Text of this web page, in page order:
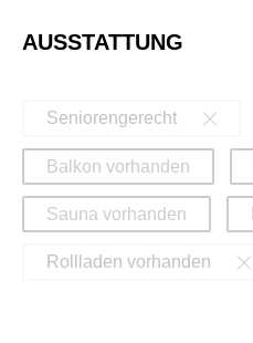
AUSSTATTUNG
Seniorengerecht
Balkon vorhanden
Sauna vorhanden
Rollladen vorhanden